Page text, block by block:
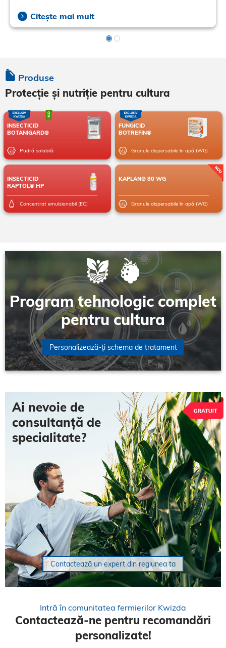
Citește mai mult
Produse
Protecție și nutriție pentru cultura
INSECTICID
BOTANIGARD®
Pudră solubilă
FUNGICID
BOTREFIN®
Granule dispersabile în apă (WG)
INSECTICID
RAPTOL® HP
Concentrat emulsionabil (EC)
KAPLAN® 80 WG
Granule dispersabile în apă (WG)
Program tehnologic complet
pentru cultura
Personalizează-ți schema de tratament
Ai nevoie de
consultanță de
specialitate?
Contactează un expert din regiunea ta
Intră în comunitatea fermierilor Kwizda
Contactează-ne pentru recomandări
personalizate!